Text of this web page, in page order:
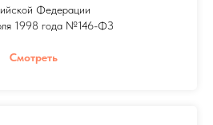
Федерации
1998 года №146-ФЗ
Смотреть